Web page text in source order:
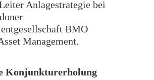
Anlagestrategie bei
BMO
Management.
Konjunkturerholung